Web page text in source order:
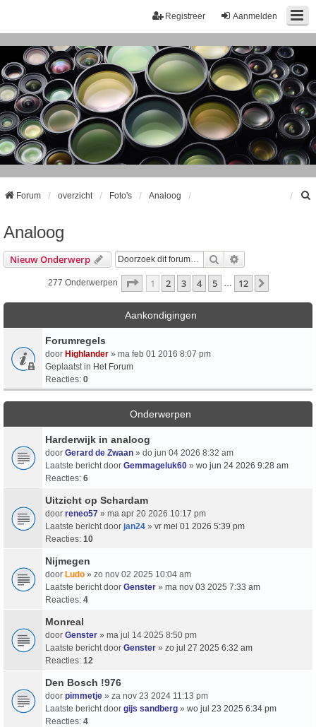
Aanmelden
Registreer
Forum overzicht Foto's Analoog
Analoog
Nieuw Onderwerp Zoek
277 Onderwerpen Pagina Van12
1 2 3 4 5 12
Aankondigingen
Forumregels
door Highlander » ma feb 01 2016 8:07 pm
Geplaatst in Het Forum
Reacties: 0
Onderwerpen
Harderwijk in analoog
door Gerard de Zwaan » do jun 04 2026 8:32 am
Laatste bericht door Gemmageluk60 » wo jun 24 2026 9:28 am
Reacties: 6
Uitzicht op Schardam
door reneo57 » ma apr 20 2026 10:17 pm
Laatste bericht door jan24 » vr mei 01 2026 5:39 pm
Reacties: 10
Nijmegen
door Ludo » zo nov 02 2025 10:04 am
Laatste bericht door Genster » ma nov 03 2025 7:33 am
Reacties: 4
Monreal
door Genster » ma jul 14 2025 8:50 pm
Laatste bericht door Genster » zo jul 27 2025 6:32 am
Reacties: 12
Den Bosch !976
door pimmetje » za nov 23 2024 11:13 pm
Laatste bericht door gijs sandberg » wo jul 23 2025 6:34 pm
Reacties: 4